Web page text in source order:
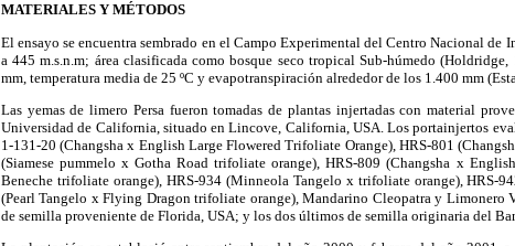
MATERIALES Y MÉTODOS
El ensayo se encuentra sembrado en el Campo Experimental del Centro Nacional de
a 445 m.s.n.m; área clasificada como bosque seco tropical Sub-húmedo
mm, temperatura media de 25 ºC y evapotranspiración alrededor de los 1.400 mm
Las yemas de limero Persa fueron tomadas de plantas injertadas con material
Universidad de California, situado en Lincove, California, USA. Los portainjertos
1-131-20 (Changsha x English Large Flowered Trifoliate Orange), HRS-801
(Siamese pummelo x Gotha Road trifoliate orange), HRS-809 (Changsha x
Beneche trifoliate orange), HRS-934 (Minneola Tangelo x trifoliate orange), HRS-
(Pearl Tangelo x Flying Dragon trifoliate orange), Mandarino Cleopatra y Limonero
de semilla proveniente de Florida, USA; y los dos últimos de semilla originaria del